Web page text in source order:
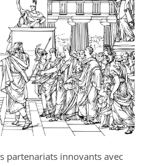
partenariats innovants avec